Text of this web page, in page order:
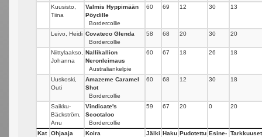
Kuusisto,
Tiina
Valmis Hyppimään
Pöydille
Bordercollie
60 69 12 30 13
Leivo, Heidi Covateco Glenda
Bordercollie
58 68 20 30 20
Niittylaakso,
Johanna
Nallikallion
Neronleimaus
Australiankelpie
60 67 18 26 18
Uuskoski,
Outi
Amazeme Caramel
Shot
Bordercollie
60 68 12 30 18
Saikku-
Bäckström,
Anu
Vindicate's
Scootaloo
Bordercollie
59 67 20 0 20
Kat
Ohjaaja Koira Jälki Haku Pudotettu Esine-